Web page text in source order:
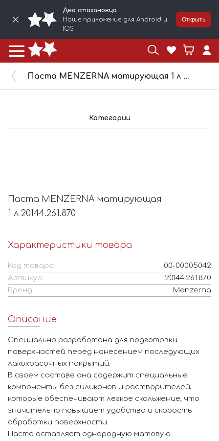
Два стахановца
Наше приложение для Android и
IOS
Открыть
Паста MENZERNA матирующая 1 л 20144.261.870
Категории
Паста MENZERNA матирующая
1 л 20144.261.870
Характеристики товара
Код товара:
00-00005042
Артикул:
20144.261.870
Бренд:
Menzerna
Описание
Специально разработана для подготовки
поверхностей перед нанесением последующих
лакокрасочных покрытий.
В своем составе она содержит специальные
компоненты без силиконов и растворителей,
которые обеспечивают легкое скольжение, что
значительно повышает удобство и скорость
обработки поверхности.
Паста оставляет однородную матовую